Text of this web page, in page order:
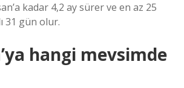
kadar 4,2 ay sürer ve en az 25
31 gün olur.
hangi mevsimde